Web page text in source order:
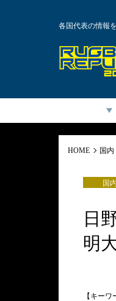
各国代表の情報
HOME 国内
国内
日
明
【キーワ